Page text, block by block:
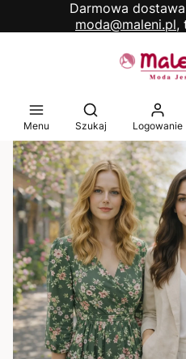
Darmowa
moda@maleni.pl,
Menu
Otwórz
Szukaj Logowanie